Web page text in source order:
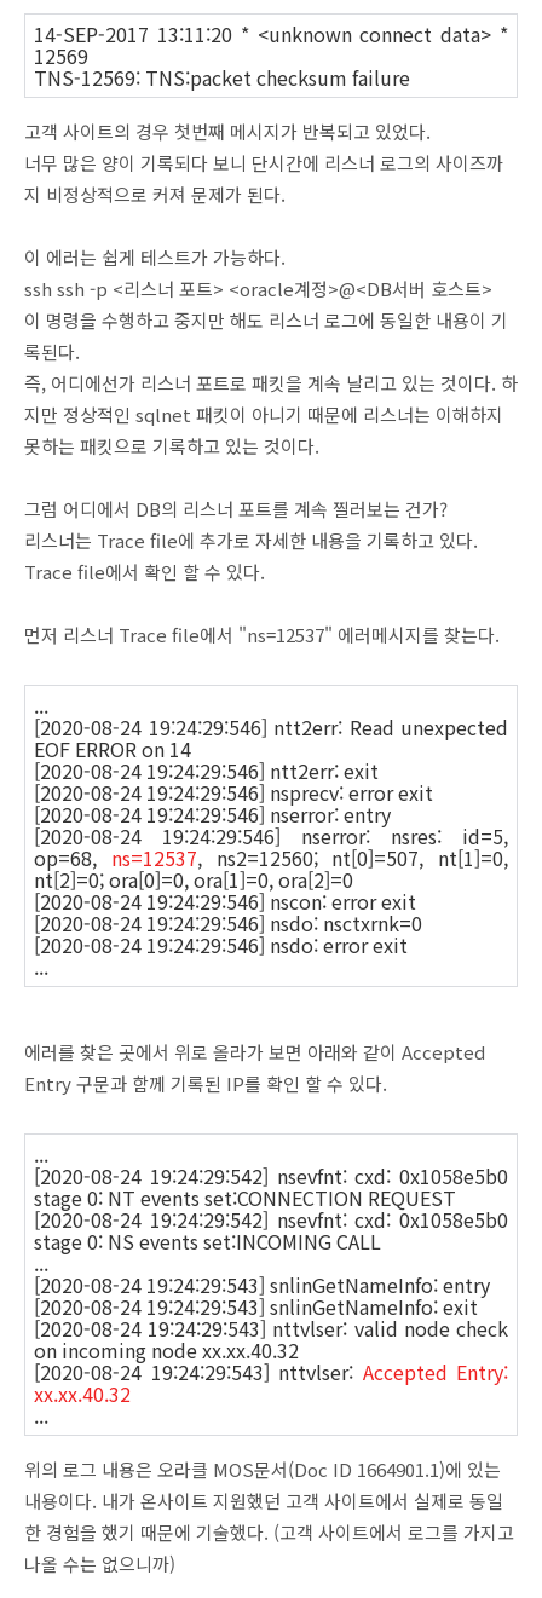
14-SEP-2017 13:11:20 * <unknown connect data> *
12569
TNS-12569: TNS:packet checksum failure
고객 사이트의 경우 첫번째 메시지가 반복되고 있었다.
너무 많은 양이 기록되다 보니 단시간에 리스너 로그의 사이즈까
지 비정상적으로 커져 문제가 된다.
이 에러는 쉽게 테스트가 가능하다.
ssh ssh -p <리스너 포트> <oracle계정>@<DB서버 호스트>
이 명령을 수행하고 중지만 해도 리스너 로그에 동일한 내용이 기
록된다.
즉, 어디에선가 리스너 포트로 패킷을 계속 날리고 있는 것이다. 하
지만 정상적인 sqlnet 패킷이 아니기 때문에 리스너는 이해하지
못하는 패킷으로 기록하고 있는 것이다.
그럼 어디에서 DB의 리스너 포트를 계속 찔러보는 건가?
리스너는 Trace file에 추가로 자세한 내용을 기록하고 있다.
Trace file에서 확인 할 수 있다.
먼저 리스너 Trace file에서 "ns=12537" 에러메시지를 찾는다.
...
[2020-08-24 19:24:29:546] ntt2err: Read unexpected
EOF ERROR on 14
[2020-08-24 19:24:29:546] ntt2err: exit
[2020-08-24 19:24:29:546] nsprecv: error exit
[2020-08-24 19:24:29:546] nserror: entry
[2020-08-24 19:24:29:546] nserror: nsres: id=5,
op=68, ns=12537, ns2=12560; nt[0]=507, nt[1]=0,
nt[2]=0; ora[0]=0, ora[1]=0, ora[2]=0
[2020-08-24 19:24:29:546] nscon: error exit
[2020-08-24 19:24:29:546] nsdo: nsctxrnk=0
[2020-08-24 19:24:29:546] nsdo: error exit
...
에러를 찾은 곳에서 위로 올라가 보면 아래와 같이 Accepted
Entry 구문과 함께 기록된 IP를 확인 할 수 있다.
...
[2020-08-24 19:24:29:542] nsevfnt: cxd: 0x1058e5b0
stage 0: NT events set:CONNECTION REQUEST
[2020-08-24 19:24:29:542] nsevfnt: cxd: 0x1058e5b0
stage 0: NS events set:INCOMING CALL
...
[2020-08-24 19:24:29:543] snlinGetNameInfo: entry
[2020-08-24 19:24:29:543] snlinGetNameInfo: exit
[2020-08-24 19:24:29:543] nttvlser: valid node check
on incoming node xx.xx.40.32
[2020-08-24 19:24:29:543] nttvlser: Accepted Entry:
xx.xx.40.32
...
위의 로그 내용은 오라클 MOS문서(Doc ID 1664901.1)에 있는
내용이다. 내가 온사이트 지원했던 고객 사이트에서 실제로 동일
한 경험을 했기 때문에 기술했다. (고객 사이트에서 로그를 가지고
나올 수는 없으니까)